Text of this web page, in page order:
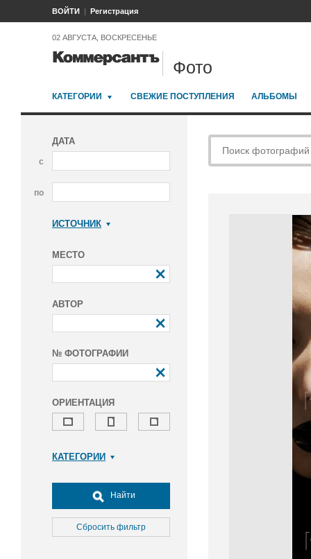
ВОЙТИ Регистрация
02 АВГУСТА, ВОСКРЕСЕНЬЕ
Фото
КАТЕГОРИИ СВЕЖИЕ ПОСТУПЛЕНИЯ АЛЬБОМЫ
ДАТА
с
по
ИСТОЧНИК
МЕСТО
АВТОР
№ ФОТОГРАФИИ
ОРИЕНТАЦИЯ
КАТЕГОРИИ
Досуг, туризм и отдых
Культура
Медицина
Найти
Сбросить фильтр